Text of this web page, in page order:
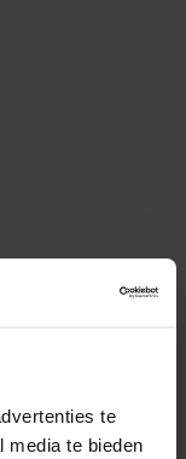
te
media te bieden